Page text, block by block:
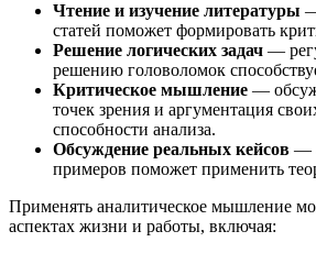
Чтение и изучение литературы
статей поможет формировать
Решение логических задач —
решению головоломок
Критическое мышление —
точек зрения и аргументация
способности анализа.
Обсуждение реальных кейсов —
примеров поможет применить
Применять аналитическое мышление
аспектах жизни и работы, включая: